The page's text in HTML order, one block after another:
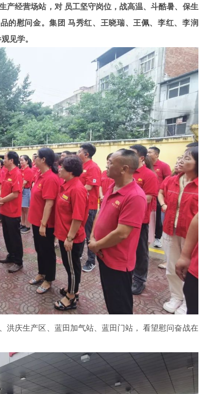
产经营场站，对 员工坚守岗位，战高温、斗酷暑、保生
的慰问金。集团 马秀红、王晓瑞、王佩、李红、李润
见学。
洪庆生产区、蓝田加气站、蓝田门站， 看望慰问奋战在